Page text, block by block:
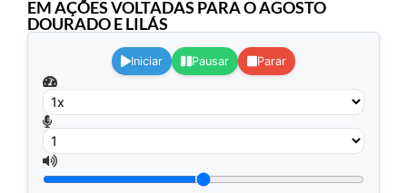
EM AÇÕES VOLTADAS PARA O AGOSTO
DOURADO E LILÁS
Iniciar Pausar Parar